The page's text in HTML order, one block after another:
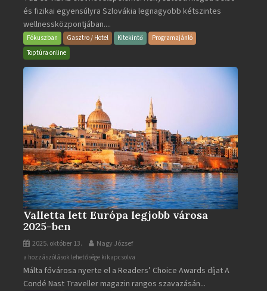
·
Wellness
és
Gyógyfürdő
és fizikai egyensúlyra Szlovákia legnagyobb kétszintes
wellnessközpontjában....
Fókuszban Gasztro / Hotel Kitekintő
Programajánló
Toptúra online
Valletta lett Európa legjobb városa
2025-ben
2025. október 13. Nagy József
Valletta
lett
Európa
a hozzászólások lehetősége kikapcsolva
Málta fővárosa nyerte el a Readers’ Choice Awards díjat A
Condé Nast Traveller magazin rangos szavazásán...